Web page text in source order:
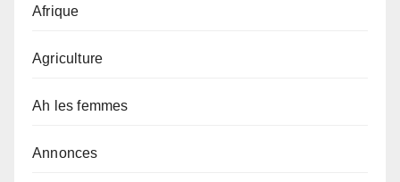
Afrique
Agriculture
Ah les femmes
Annonces